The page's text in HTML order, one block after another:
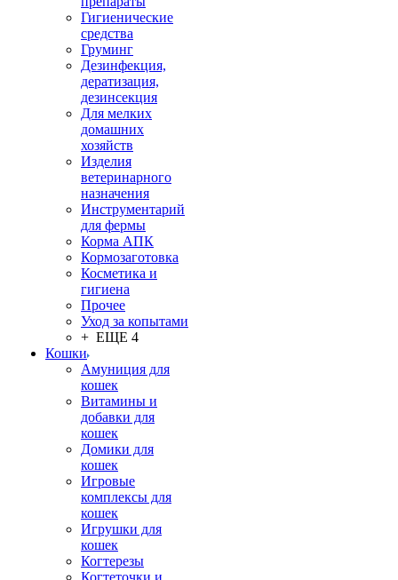
Гигиенические
средства
Груминг
Дезинфекция,
дератизация,
дезинсекция
Для мелких
домашних
хозяйств
Изделия
ветеринарного
назначения
Инструментарий
для фермы
Корма АПК
Кормозаготовка
Косметика и
гигиена
Прочее
Уход за копытами
+ ЕЩЕ 4
Кошки
Амуниция для
кошек
Витамины и
добавки для
кошек
Домики для
кошек
Игровые
комплексы для
кошек
Игрушки для
кошек
Когтерезы
Когтеточки и